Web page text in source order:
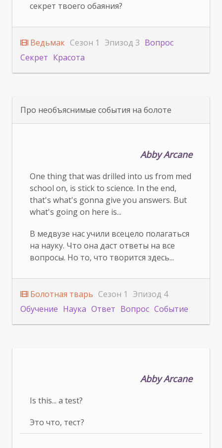
секрет твоего обаяния?
Ведьмак Сезон 1 Эпизод 3 Вопрос
Секрет Красота
Про необъяснимые события на болоте
Abby Arcane
One thing that was drilled into us from med
school on, is stick to science. In the end,
that's what's gonna give you answers. But
what's going on here is...
В медвузе нас учили всецело полагаться
на науку. Что она даст ответы на все
вопросы. Но то, что творится здесь...
Болотная тварь Сезон 1
Эпизод 4
Обучение Наука Ответ Вопрос Событие
Abby Arcane
Is this... a test?
Это что, тест?